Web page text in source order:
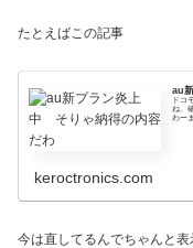
たとえばこの記事
au
ドコ
ね。
わー
keroctronics.com
今は直してるんでちゃんと表